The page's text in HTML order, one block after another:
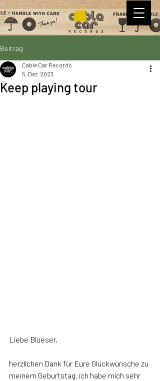
Beitrag
Keep playing tour
Cable Car Records
5. Dez. 2023
Liebe Blueser,
herzlichen Dank für Eure Glückwünsche zu
meinem Geburtstag, ich habe mich sehr